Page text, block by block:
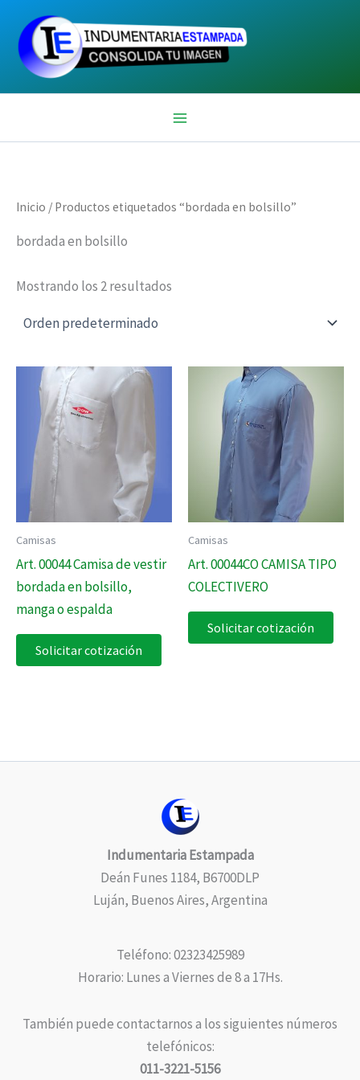
contenido
Inicio / Productos etiquetados “bordada en bolsillo”
bordada en bolsillo
Mostrando los 2 resultados
Camisas
Art. 00044 Camisa de vestir
bordada en bolsillo,
manga o espalda
Solicitar cotización
Camisas
Art. 00044CO CAMISA TIPO
COLECTIVERO
Solicitar cotización
Indumentaria Estampada
Deán Funes 1184, B6700DLP
Luján, Buenos Aires, Argentina
Teléfono: 02323425989
Horario: Lunes a Viernes de 8 a 17Hs.
También puede contactarnos a los siguientes números
telefónicos:
011-3221-5156